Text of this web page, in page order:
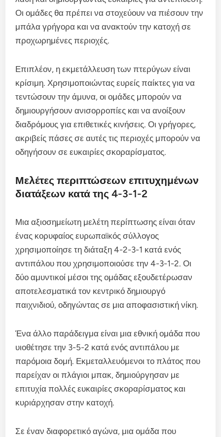
Οι ομάδες θα πρέπει να στοχεύουν να πιέσουν την
μπάλα γρήγορα και να ανακτούν την κατοχή σε
προχωρημένες περιοχές.
Επιπλέον, η εκμετάλλευση των πτερύγων είναι
κρίσιμη. Χρησιμοποιώντας ευρείς παίκτες για να
τεντώσουν την άμυνα, οι ομάδες μπορούν να
δημιουργήσουν ανισορροπίες και να ανοίξουν
διαδρόμους για επιθετικές κινήσεις. Οι γρήγορες,
ακριβείς πάσες σε αυτές τις περιοχές μπορούν να
οδηγήσουν σε ευκαιρίες σκοραρίσματος.
Μελέτες περιπτώσεων επιτυχημένων
διατάξεων κατά της 4-3-1-2
Μια αξιοσημείωτη μελέτη περίπτωσης είναι όταν
ένας κορυφαίος ευρωπαϊκός σύλλογος
χρησιμοποίησε τη διάταξη 4-2-3-1 κατά ενός
αντιπάλου που χρησιμοποιούσε την 4-3-1-2. Οι
δύο αμυντικοί μέσοι της ομάδας εξουδετέρωσαν
αποτελεσματικά τον κεντρικό δημιουργό
παιχνιδιού, οδηγώντας σε μια αποφασιστική νίκη.
Ένα άλλο παράδειγμα είναι μια εθνική ομάδα που
υιοθέτησε την 3-5-2 κατά ενός αντιπάλου με
παρόμοια δομή. Εκμεταλλευόμενοι το πλάτος που
παρείχαν οι πλάγιοι μπακ, δημιούργησαν με
επιτυχία πολλές ευκαιρίες σκοραρίσματος και
κυριάρχησαν στην κατοχή.
Σε έναν διαφορετικό αγώνα, μια ομάδα που